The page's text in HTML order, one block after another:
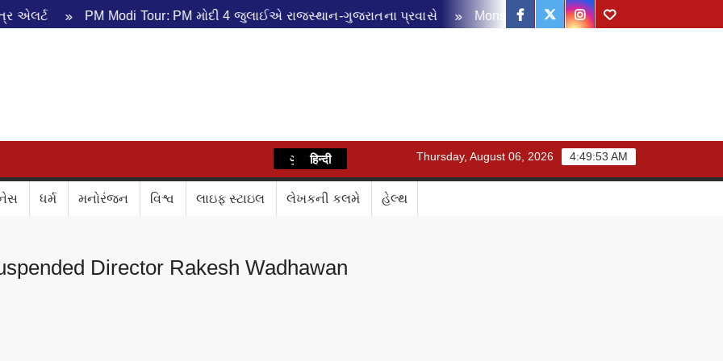
PM Modi Tour: PM મોદી 4 જુલાઈએ રાજસ્થાન-ગુજરાતના પ્રવાસે Monsoon Disaster Management Review
Facebook
TwitterInstagram
Youtube
ગુજરાતી
हिन्दी 4:49:53 AM
Thursday, August 06, 2026
ધર્મ મનોરંજન વિશ્વ લાઇફ સ્ટાઇલ લેખકની કલમે હેલ્થ
Director Rakesh Wadhawan